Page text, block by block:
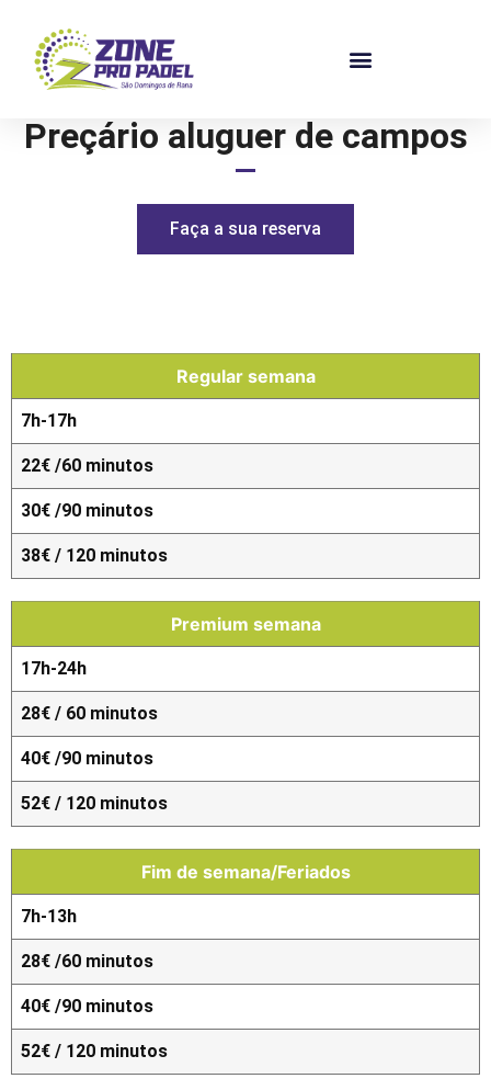
Preçário aluguer de campos
Faça a sua reserva
Regular semana
7h-17h
22€ /60 minutos
30€ /90 minutos
38€ / 120 minutos
Premium semana
17h-24h
28€ / 60 minutos
40€ /90 minutos
52€ / 120 minutos
Fim de semana/Feriados
7h-13h
28€ /60 minutos
40€ /90 minutos
52€ / 120 minutos